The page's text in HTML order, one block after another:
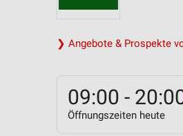
❯ Angebote & Prospekte
09:00 -
Öffnungszeiten heute